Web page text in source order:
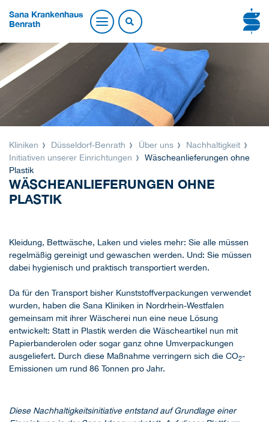
Sana Krankenhaus
Benrath
Kliniken Düsseldorf-Benrath Über uns
Nachhaltigkeit
Initiativen unserer Einrichtungen
Wäscheanlieferungen ohne
Plastik
WÄSCHEANLIEFERUNGEN OHNE
PLASTIK
Kleidung, Bettwäsche, Laken und vieles mehr: Sie alle müssen
regelmäßig gereinigt und gewaschen werden. Und: Sie müssen
dabei hygienisch und praktisch transportiert werden.
Da für den Transport bisher Kunststoffverpackungen verwendet
wurden, haben die Sana Kliniken in Nordrhein-Westfalen
gemeinsam mit ihrer Wäscherei nun eine neue Lösung
entwickelt: Statt in Plastik werden die Wäscheartikel nun mit
Papierbanderolen oder sogar ganz ohne Umverpackungen
ausgeliefert. Durch diese Maßnahme verringern sich die CO2-
Emissionen um rund 86 Tonnen pro Jahr.
Diese Nachhaltigkeitsinitiative entstand auf Grundlage einer